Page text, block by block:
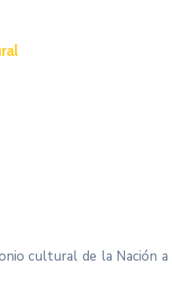
cultural de la Nación